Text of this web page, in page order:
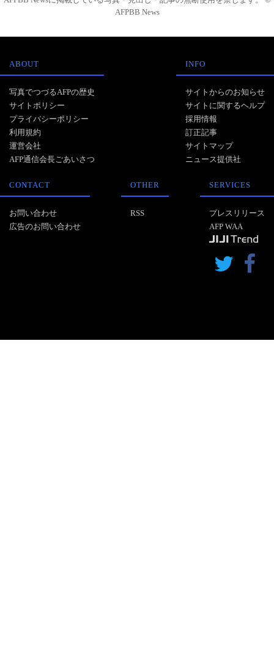
AFPBB News
ABOUT
写真でつづるAFPの歴史
サイトポリシー
プライバシーポリシー
利用規約
運営会社
AFP通信会長ごあいさつ
INFO
サイトからのお知らせ
サイトに関するヘルプ
採用情報
訂正記事
サイトマップ
ニュース提供社
CONTACT
お問い合わせ
広告のお問い合わせ
OTHER
RSS
SERVICES
プレスリリース
AFP WAA